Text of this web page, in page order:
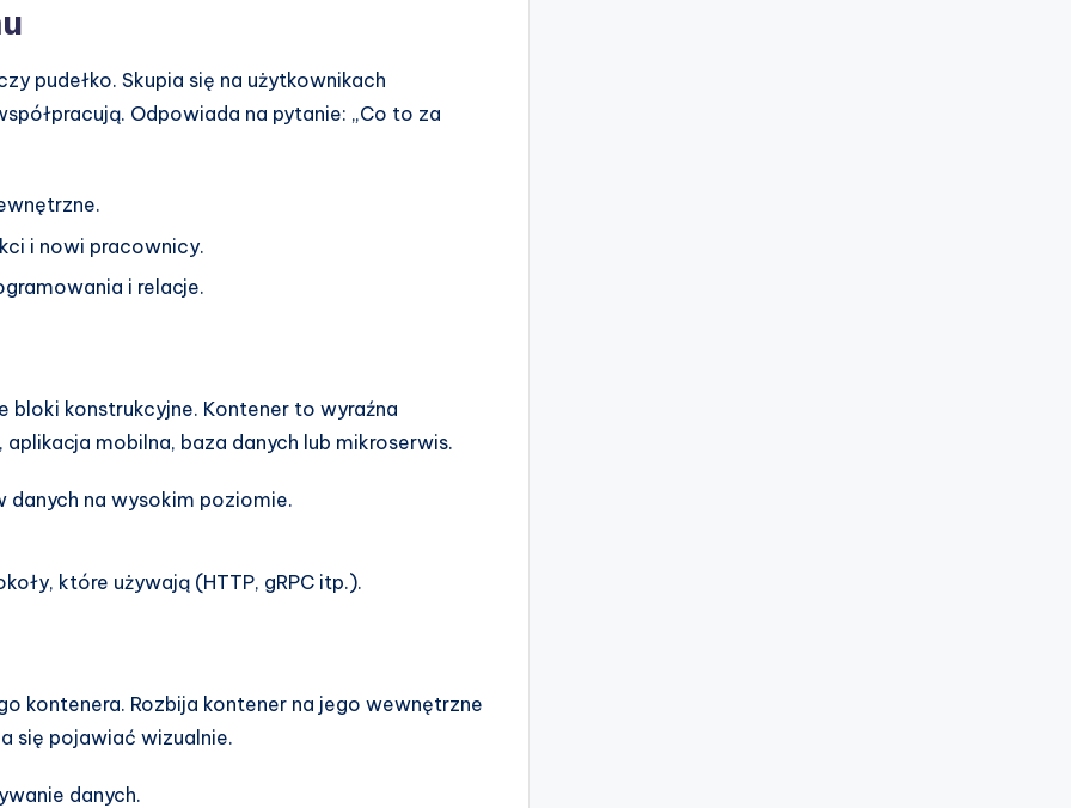
pudełko. Skupia się na użytkownikach
Odpowiada na pytanie: „Co to za
i nowi pracownicy.
i relacje.
bloki konstrukcyjne. Kontener to wyraźna
mobilna, baza danych lub mikroserwis.
na wysokim poziomie.
które używają (HTTP, gRPC itp.).
kontenera. Rozbija kontener na jego wewnętrzne
się pojawiać wizualnie.
danych.